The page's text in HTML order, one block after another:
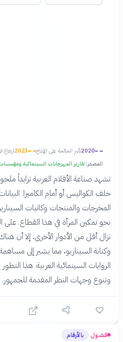
2020تأثير الجائحة على الإنتاج 2023ارتفاع
المصدر: تقارير المهرجانات السينمائية ومؤسسات
تشهد صناعة الأفلام العربية تزايداً
خلف الكواليس أو أمام الكاميرا.
المخرجات والمنتجات وكاتبات
نحو تمكين المرأة في هذا القطاع. على
تزال أقل من الأدوار الأخرى، إلا أن
وكتابة السيناريو، مما يشير إلى
الروايات السينمائية العربية. هذا
وتنوع وجهات النظر المقدمة للجمهور.
فضول› بالأرقام